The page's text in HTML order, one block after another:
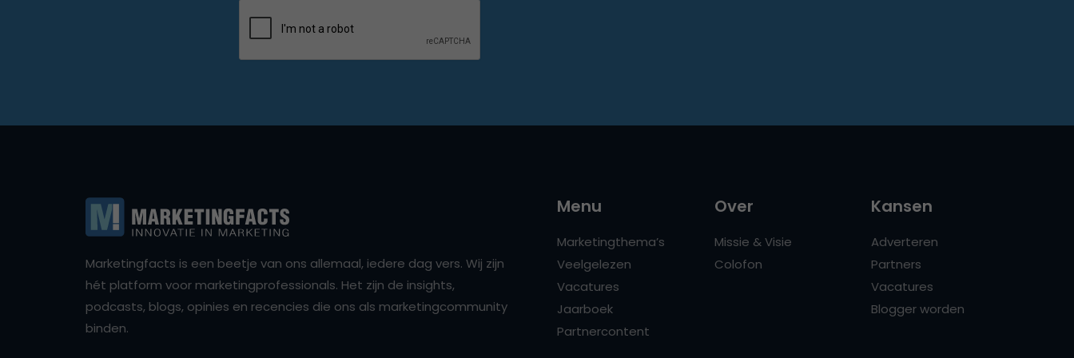
Marketingfacts is een beetje van ons allemaal, iedere dag vers. Wij zijn
hét platform voor marketingprofessionals. Het zijn de insights,
podcasts, blogs, opinies en recencies die ons als marketingcommunity
binden.
Menu
Marketingthema’s
Veelgelezen
Vacatures
Jaarboek
Partnercontent
Over
Missie & Visie
Colofon
Kansen
Adverteren
Partners
Vacatures
Blogger worden